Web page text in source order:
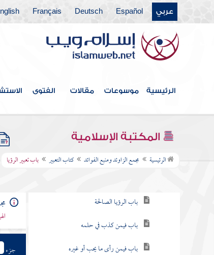
عربي Español
Deutsch
Français
الرئيسية موسوعات مقالات الفتوى
المكتبة الإسلامية
الرئيسية مجمع الزاوئد ومنبع الفوائد كتاب التعبير باب تعبير الرؤيا
كتاب الخلافة
كتاب الجهاد
كتاب قتال أهل البغي
كتاب الحدود والديات
كتاب الديات
كتاب التفسير
باب الرؤيا الصالحة
باب فيمن كذب في حلمه
باب فيمن رأى ما يحب أو غيره
جزء